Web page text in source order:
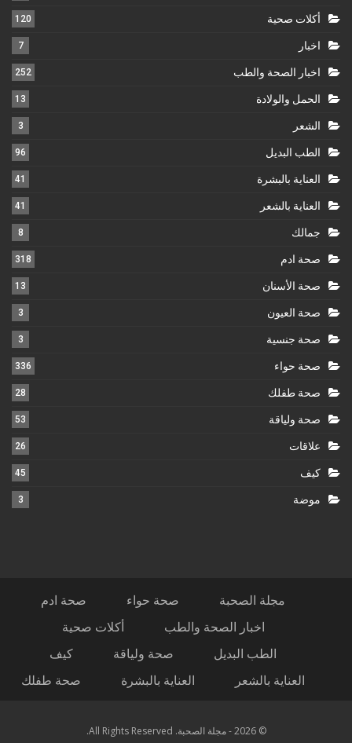
أكلات صحية 120
اخبار 7
اخبار الصحة والطب 252
الحمل والولادة 13
الشعر 3
الطب البديل 96
العناية بالبشرة 41
العناية بالشعر 41
جمالك 8
صحة ادم 318
صحة الأسنان 13
صحة العيون 3
صحة جنسية 3
صحة حواء 336
صحة طفلك 28
صحة ولياقة 53
علاقات 26
كيف 45
موضة 3
مجلة الصحبة صحة حواء
صحة ادم
اخبار الصحة والطب
أكلات صحية
الطب البديل
صحة ولياقة
كيف
العناية بالشعر
العناية بالبشرة صحة طفلك
© 2026 - مجلة الصحبة. All Rights Reserved.